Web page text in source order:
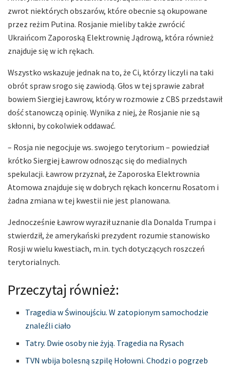
zwrot niektórych obszarów, które obecnie są okupowane
przez reżim Putina. Rosjanie mieliby także zwrócić
Ukraińcom Zaporoską Elektrownię Jądrową, która również
znajduje się w ich rękach.
Wszystko wskazuje jednak na to, że Ci, którzy liczyli na taki
obrót spraw srogo się zawiodą. Głos w tej sprawie zabrał
bowiem Siergiej Ławrow, który w rozmowie z CBS przedstawił
dość stanowczą opinię. Wynika z niej, że Rosjanie nie są
skłonni, by cokolwiek oddawać.
– Rosja nie negocjuje ws. swojego terytorium – powiedział
krótko Siergiej Ławrow odnosząc się do medialnych
spekulacji. Ławrow przyznał, że Zaporoska Elektrownia
Atomowa znajduje się w dobrych rękach koncernu Rosatom i
żadna zmiana w tej kwestii nie jest planowana.
Jednocześnie Ławrow wyraził uznanie dla Donalda Trumpa i
stwierdził, że amerykański prezydent rozumie stanowisko
Rosji w wielu kwestiach, m.in. tych dotyczących roszczeń
terytorialnych.
Przeczytaj również:
Tragedia w Świnoujściu. W zatopionym samochodzie
znaleźli ciało
Tatry. Dwie osoby nie żyją. Tragedia na Rysach
TVN wbija bolesną szpilę Hołowni. Chodzi o pogrzeb